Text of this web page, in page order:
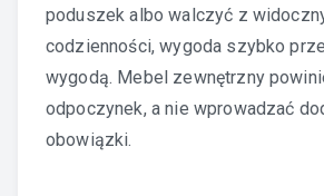
poduszek albo walczyć z
codzienności, wygoda szybko
wygodą. Mebel zewnętrzny
odpoczynek, a nie wprowadzać
obowiązki.